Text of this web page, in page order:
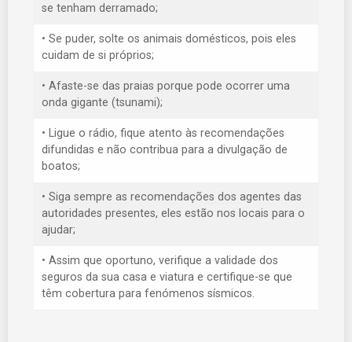
se tenham derramado;
• Se puder, solte os animais domésticos, pois eles
cuidam de si próprios;
• Afaste-se das praias porque pode ocorrer uma
onda gigante (tsunami);
• Ligue o rádio, fique atento às recomendações
difundidas e não contribua para a divulgação de
boatos;
• Siga sempre as recomendações dos agentes das
autoridades presentes, eles estão nos locais para o
ajudar;
• Assim que oportuno, verifique a validade dos
seguros da sua casa e viatura e certifique-se que
têm cobertura para fenómenos sísmicos.